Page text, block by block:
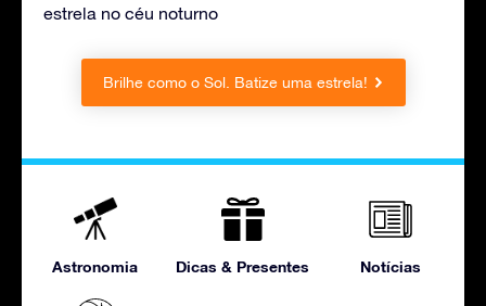
estrela no céu noturno
Brilhe como o Sol. Batize uma estrela!
Astronomia Dicas & Presentes Notícias